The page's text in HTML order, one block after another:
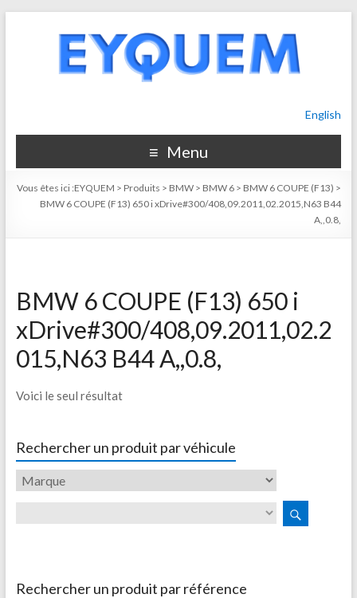
English
Menu
Vous êtes ici :EYQUEM > Produits > BMW > BMW 6 > BMW 6 COUPE (F13) >
BMW 6 COUPE (F13) 650 i xDrive#300/408,09.2011,02.2015,N63 B44
A,,0.8,
BMW 6 COUPE (F13) 650 i
xDrive#300/408,09.2011,02.2
015,N63 B44 A,,0.8,
Voici le seul résultat
Rechercher un produit par véhicule
Rechercher un produit par référence